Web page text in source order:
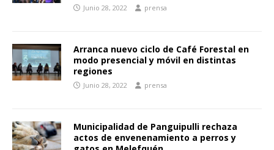
Junio 28, 2022 prensa
Arranca nuevo ciclo de Café Forestal en
modo presencial y móvil en distintas
regiones
Junio 28, 2022 prensa
Municipalidad de Panguipulli rechaza
actos de envenenamiento a perros y